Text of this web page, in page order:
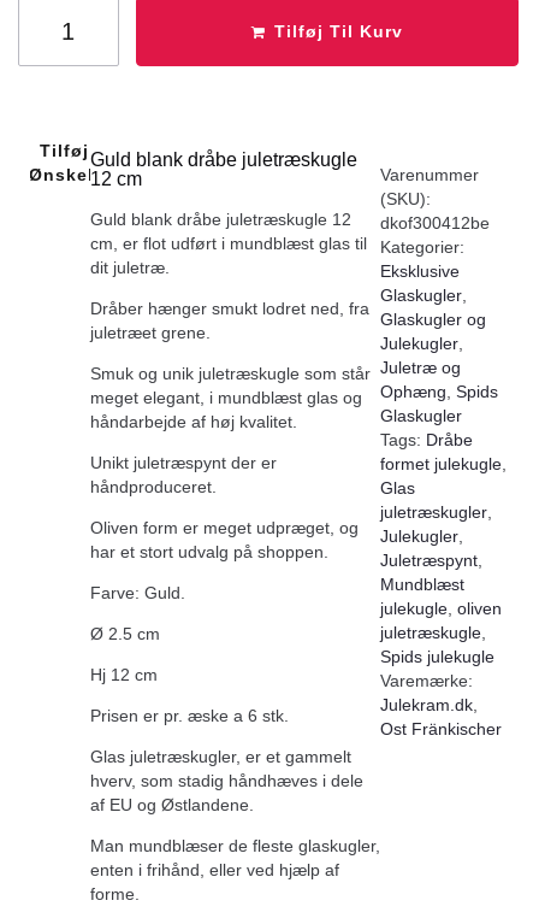
Tilføj Til Kurv
Tilføj Til
Ønskeliste
Guld blank dråbe juletræskugle
12 cm
Guld blank dråbe juletræskugle 12
cm, er flot udført i mundblæst glas til
dit juletræ.
Dråber hænger smukt lodret ned, fra
juletræet grene.
Smuk og unik juletræskugle som står
meget elegant, i mundblæst glas og
håndarbejde af høj kvalitet.
Unikt juletræspynt der er
håndproduceret.
Oliven form er meget udpræget, og
har et stort udvalg på shoppen.
Farve: Guld.
Ø 2.5 cm
Hj 12 cm
Prisen er pr. æske a 6 stk.
Glas juletræskugler, er et gammelt
hverv, som stadig håndhæves i dele
af EU og Østlandene.
Man mundblæser de fleste glaskugler,
enten i frihånd, eller ved hjælp af
forme.
Varenummer
(SKU):
dkof300412be
Kategorier:
Eksklusive
Glaskugler
Glaskugler og
Julekugler
Juletræ og
Ophæng ,Spids
Glaskugler
Tags: Dråbe
formet julekugle
Glas
juletræskugler
Julekugler
Juletræspynt
Mundblæst
julekugle ,oliven
juletræskugle
Spids julekugle
Varemærke:
Julekram.dk
Ost Fränkischer